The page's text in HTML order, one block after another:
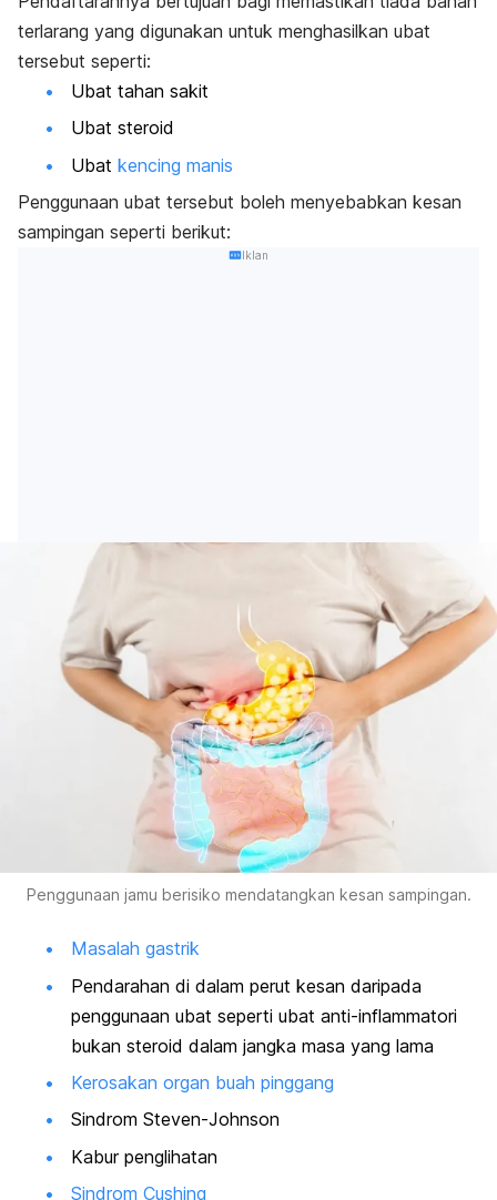
terlarang yang digunakan untuk menghasilkan ubat
tersebut seperti:
Ubat tahan sakit
Ubat steroid
Ubat kencing manis
Penggunaan ubat tersebut boleh menyebabkan kesan
sampingan seperti berikut:
Iklan
Penggunaan jamu berisiko mendatangkan kesan sampingan.
Masalah gastrik
Pendarahan di dalam perut kesan daripada
penggunaan ubat seperti ubat anti-inflammatori
bukan steroid dalam jangka masa yang lama
Kerosakan organ buah pinggang
Sindrom Steven-Johnson
Kabur penglihatan
Sindrom Cushing